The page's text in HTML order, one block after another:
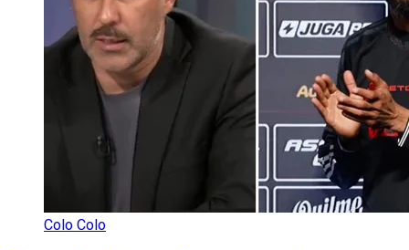
Colo Colo